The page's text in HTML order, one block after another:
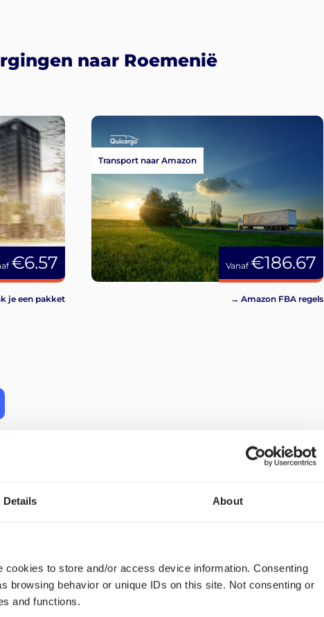
Details About
to store and/or access device information. Consenting
browsing behavior or unique IDs on this site. Not consenting or
and functions.
naar Roemenië
€6.57
je een pakket
Vanaf€186.67
Transport naar Amazon
→ Amazon FBA regels
vanuit Nederland naar Roemenië?
de volgende drie opties voor hetversturen van
: